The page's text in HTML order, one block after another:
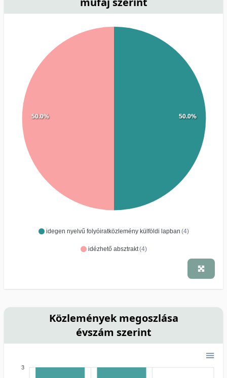
idegen nyelvű folyóiratközlemény külföldi lapban (4)
idézhető absztrakt(4)
50.0%
50.0%
Közlemények megoszlása
évszám szerint
3